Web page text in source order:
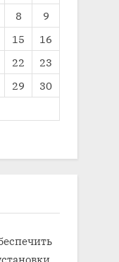
8
9
15
16
22
23
29
30